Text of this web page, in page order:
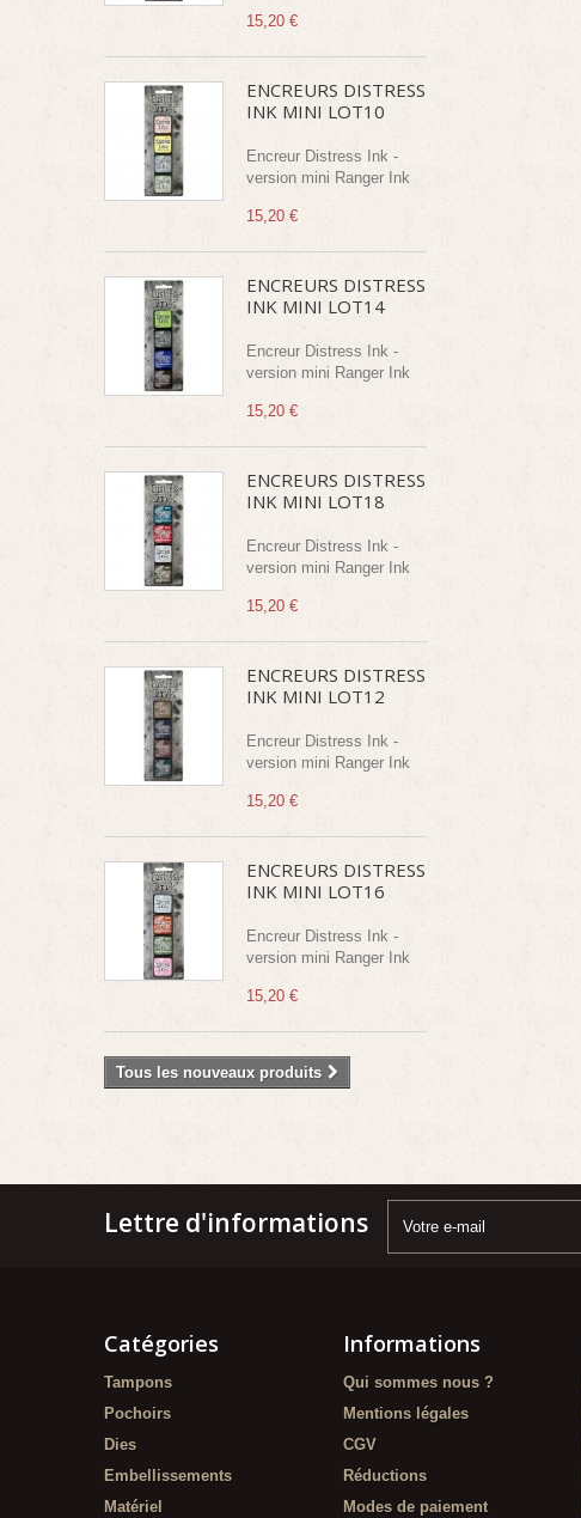
15,20 €
ENCREURS DISTRESS
INK MINI LOT10
Encreur Distress Ink -
version mini Ranger Ink
15,20 €
ENCREURS DISTRESS
INK MINI LOT14
Encreur Distress Ink -
version mini Ranger Ink
15,20 €
ENCREURS DISTRESS
INK MINI LOT18
Encreur Distress Ink -
version mini Ranger Ink
15,20 €
ENCREURS DISTRESS
INK MINI LOT12
Encreur Distress Ink -
version mini Ranger Ink
15,20 €
ENCREURS DISTRESS
INK MINI LOT16
Encreur Distress Ink -
version mini Ranger Ink
15,20 €
Tous les nouveaux produits
Lettre d'informations
Catégories
Tampons
Pochoirs
Dies
Embellissements
Matériel
Informations
Qui sommes nous ?
Mentions légales
CGV
Réductions
Modes de paiement